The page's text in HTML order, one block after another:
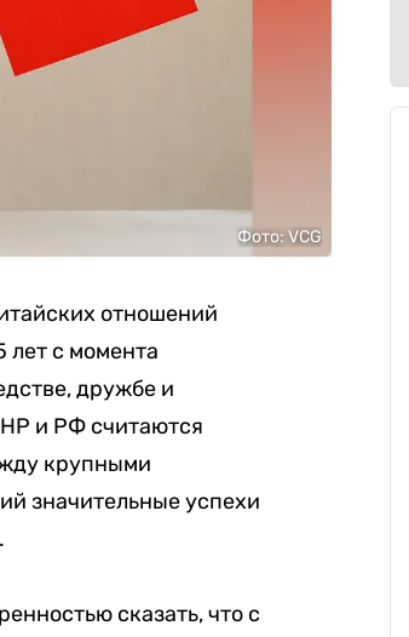
Фото: VCG
отношений
лет с момента
дружбе и
и РФ считаются
крупными
значительные успехи
сказать, что с